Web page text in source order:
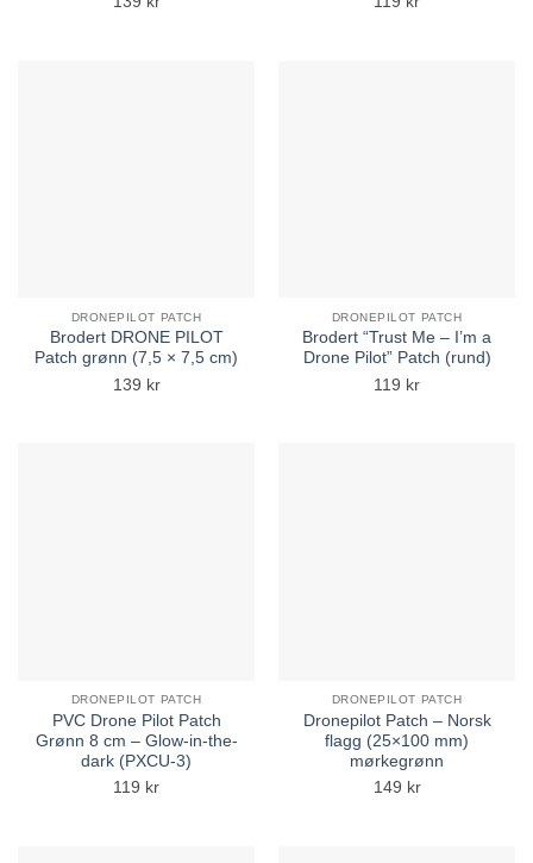
DRONEPILOT PATCH
Brodert DRONE PILOT
Patch grønn (7,5 × 7,5 cm)
139 kr
DRONEPILOT PATCH
Brodert “Trust Me – I’m a
Drone Pilot” Patch (rund)
119 kr
DRONEPILOT PATCH
PVC Drone Pilot Patch
Grønn 8 cm – Glow-in-the-
dark (PXCU-3)
119 kr
DRONEPILOT PATCH
Dronepilot Patch – Norsk
flagg (25×100 mm)
mørkegrønn
149 kr